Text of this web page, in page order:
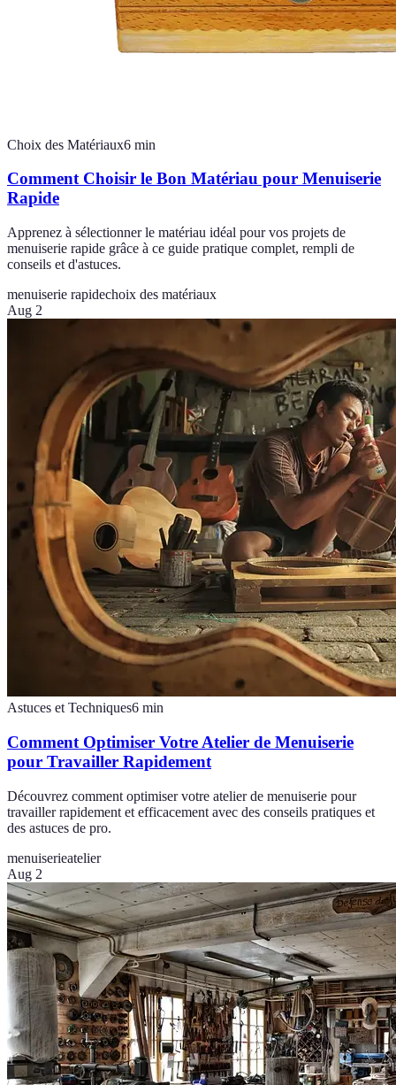
Choix des Matériaux6 min
Comment Choisir le Bon Matériau pour Menuiserie
Rapide
Apprenez à sélectionner le matériau idéal pour vos projets de
menuiserie rapide grâce à ce guide pratique complet, rempli de
conseils et d'astuces.
menuiserie rapidechoix des matériaux
Aug 2
Astuces et Techniques6 min
Comment Optimiser Votre Atelier de Menuiserie
pour Travailler Rapidement
Découvrez comment optimiser votre atelier de menuiserie pour
travailler rapidement et efficacement avec des conseils pratiques et
des astuces de pro.
menuiserieatelier
Aug 2